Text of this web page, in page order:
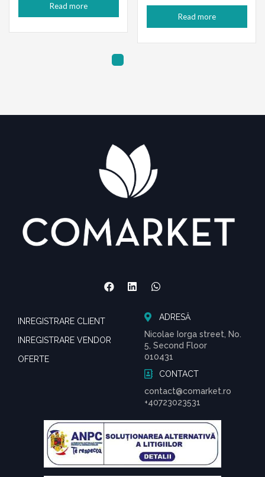
Read more
Read more
INREGISTRARE CLIENT
INREGISTRARE VENDOR
OFERTE
ADRESĂ
Nicolae Iorga street, No.
5, Second Floor
010431
CONTACT
contact@comarket.ro
+40723023531